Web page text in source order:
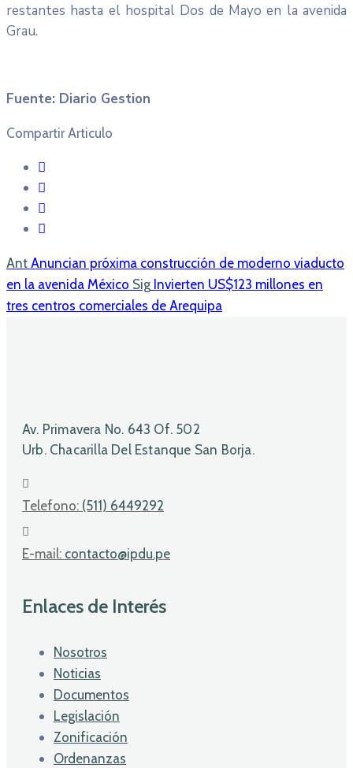
restantes hasta el hospital Dos de Mayo en la avenida
Grau.
Fuente: Diario Gestion
Compartir Articulo
Ant Anuncian próxima construcción de moderno viaducto
en la avenida México Sig Invierten US$123 millones en
tres centros comerciales de Arequipa
Av. Primavera No. 643 Of. 502
Urb. Chacarilla Del Estanque San Borja.
Telefono: (511) 6449292
E-mail: contacto@ipdu.pe
Enlaces de Interés
Nosotros
Noticias
Documentos
Legislación
Zonificación
Ordenanzas